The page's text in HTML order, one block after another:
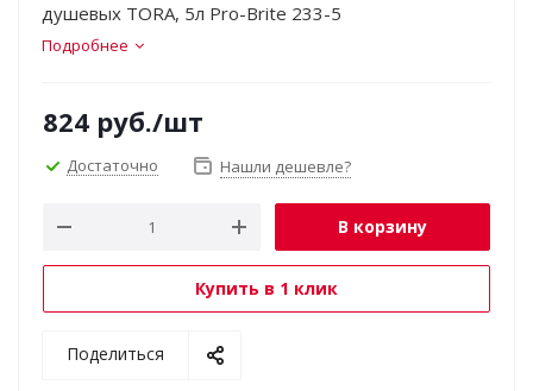
душевых TORA, 5л Pro-Brite 233-5
Подробнее
824 руб./шт
Достаточно Нашли дешевле?
В корзину
Купить в 1 клик
Поделиться